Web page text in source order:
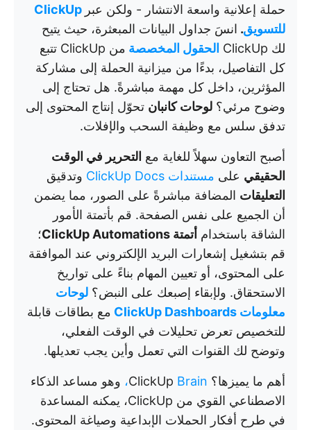
حملة إعلانية واسعة الانتشار - ولكن عبر ClickUp
للتسويق. انسَ جداول البيانات المبعثرة، حيث يتيح
لك ClickUp
الحقول المخصصة
من ClickUp تتبع
كل التفاصيل، بدءًا من ميزانية الحملة إلى مشاركة
المؤثرين، داخل كل مهمة مباشرةً. هل تحتاج إلى
وضوح مرئي؟ لوحات كانبان تحوّل إنتاج المحتوى إلى
تدفق سلس مع وظيفة السحب والإفلات.
أصبح التعاون سهلاً للغاية مع التحرير في الوقت
الحقيقي على مستندات ClickUp Docs
وتدقيق
التعليقات المضافة مباشرةً على الصور، مما يضمن
أن الجميع على نفس الصفحة. قم بأتمتة الأمور
الشاقة باستخدام أتمتة ClickUp Automations
؛
قم بتشغيل إشعارات البريد الإلكتروني عند الموافقة
على المحتوى، أو تعيين المهام بناءً على تواريخ
الاستحقاق. ولإبقاء إصبعك على النبض؟ لوحات
معلومات ClickUp Dashboards
مع بطاقات قابلة
للتخصيص تعرض تحليلات في الوقت الفعلي،
وتوضح لك القنوات التي تعمل وأين يجب تعديلها.
أهم ما يميزها؟ ClickUp Brain،
وهو مساعد الذكاء
الاصطناعي القوي من ClickUp، يمكنه المساعدة
في طرح أفكار الحملات الإبداعية وصياغة المحتوى.